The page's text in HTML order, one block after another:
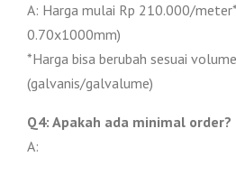
A: Harga mulai Rp 210.000/
0.70x1000mm)
*Harga bisa berubah sesuai
(galvanis/galvalume)
Q4: Apakah ada minimal order?
A: